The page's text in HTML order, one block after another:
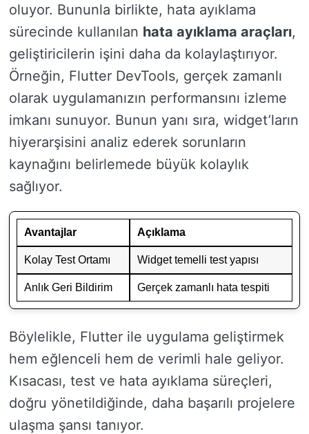
oluyor. Bununla birlikte, hata ayıklama
sürecinde kullanılan hata ayıklama araçları,
geliştiricilerin işini daha da kolaylaştırıyor.
Örneğin, Flutter DevTools, gerçek zamanlı
olarak uygulamanızın performansını izleme
imkanı sunuyor. Bunun yanı sıra, widget’ların
hiyerarşisini analiz ederek sorunların
kaynağını belirlemede büyük kolaylık
sağlıyor.
Avantajlar Açıklama
Kolay Test Ortamı Widget temelli test yapısı
Anlık Geri Bildirim Gerçek zamanlı hata tespiti
Böylelikle, Flutter ile uygulama geliştirmek
hem eğlenceli hem de verimli hale geliyor.
Kısacası, test ve hata ayıklama süreçleri,
doğru yönetildiğinde, daha başarılı projelere
ulaşma şansı tanıyor.